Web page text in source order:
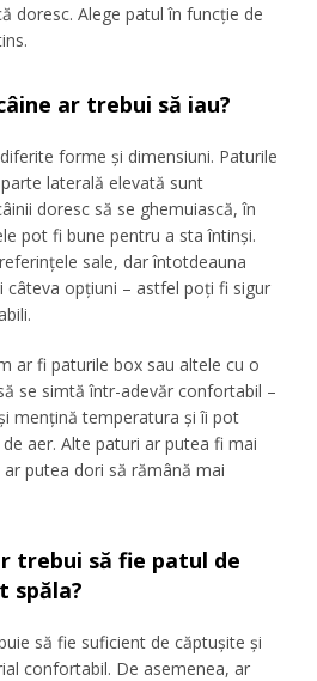
doresc. Alege patul în funcție de
ar trebui să iau?
forme și dimensiuni. Paturile
laterală elevată sunt
doresc să se ghemuiască, în
pot fi bune pentru a sta întinși.
sale, dar întotdeauna
câteva opțiuni – astfel poți fi sigur
ar fi paturile box sau altele cu o
se simtă într-adevăr confortabil –
mențină temperatura și îi pot
aer. Alte paturi ar putea fi mai
putea dori să rămână mai
trebui să fie patul de
spăla?
să fie suficient de căptușite și
confortabil. De asemenea, ar